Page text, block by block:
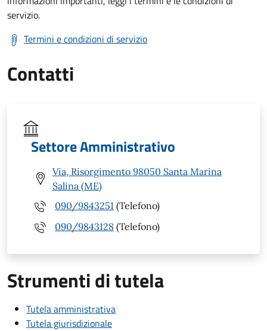
servizio.
Termini e condizioni di servizio
Contatti
Settore Amministrativo
Via, Risorgimento 98050 Santa Marina
Salina (ME)
090/9843251 (Telefono)
090/9843128 (Telefono)
Strumenti di tutela
Tutela amministrativa
Tutela giurisdizionale